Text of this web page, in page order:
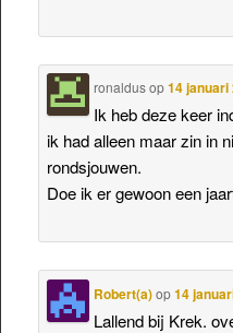
ronaldusop14 januari
Ik heb deze keer
ik had alleen maar zin in
rondsjouwen.
Doe ik er gewoon een
Robert(a)op14
Lallend bij Krek.